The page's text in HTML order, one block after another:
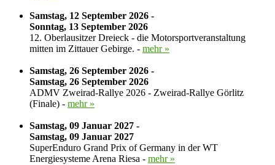
Samstag, 12 September 2026 -
Sonntag, 13 September 2026
12. Oberlausitzer Dreieck - die Motorsportveranstaltung
mitten im Zittauer Gebirge. - mehr »
Samstag, 26 September 2026 -
Samstag, 26 September 2026
ADMV Zweirad-Rallye 2026 - Zweirad-Rallye Görlitz
(Finale) - mehr »
Samstag, 09 Januar 2027 -
Samstag, 09 Januar 2027
SuperEnduro Grand Prix of Germany in der WT
Energiesysteme Arena Riesa - mehr »